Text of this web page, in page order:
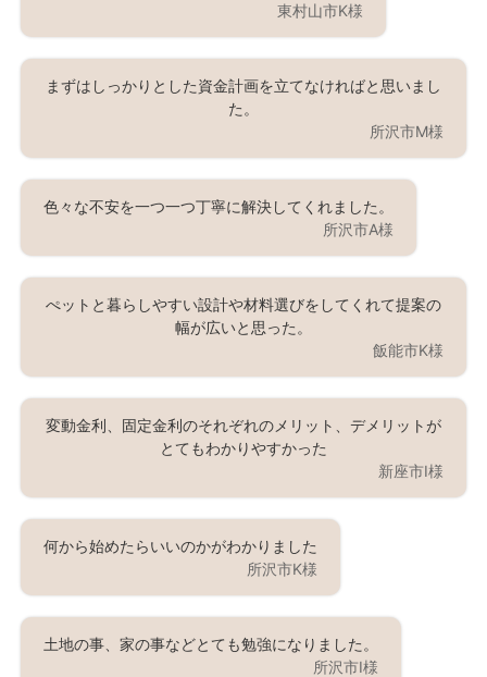
東村山市K様
まずはしっかりとした資金計画を立てなければと思いまし
た。
所沢市M様
色々な不安を一つ一つ丁寧に解決してくれました。
所沢市A様
ぺットと暮らしやすい設計や材料選びをしてくれて提案の
幅が広いと思った。
飯能市K様
変動金利、固定金利のそれぞれのメリット、デメリットが
とてもわかりやすかった
新座市I様
何から始めたらいいのかがわかりました
所沢市K様
土地の事、家の事などとても勉強になりました。
所沢市I様